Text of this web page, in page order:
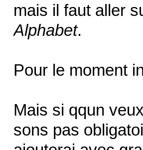
mais il faut aller
Alphabet.
Pour le moment
Mais si qqun
sons pas